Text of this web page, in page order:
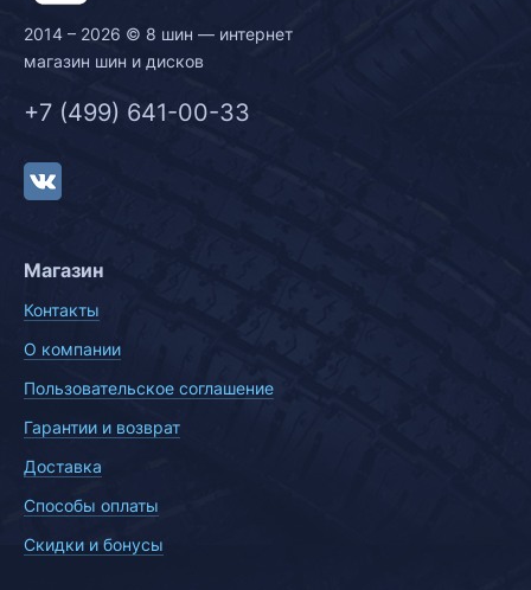
2014 – 2026 © 8 шин — интернет
магазин шин и дисков
+7 (499) 641-00-33
Магазин
Контакты
О компании
Пользовательское соглашение
Гарантии и возврат
Доставка
Способы оплаты
Скидки и бонусы